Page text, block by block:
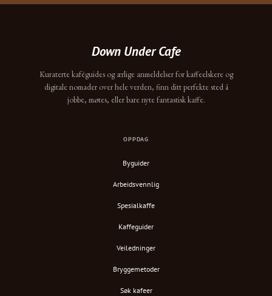
Down Under Cafe
Kuraterte kaféguides og ærlige anmeldelser for kaffeelskere og
digitale nomader over hele verden, finn ditt perfekte sted å
jobbe, møtes, eller bare nyte fantastisk kaffe.
OPPDAG
Byguider
Arbeidsvennlig
Spesialkaffe
Kaffeguider
Veiledninger
Bryggemetoder
Søk kafeer